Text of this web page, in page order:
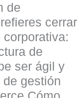
de
cerrar
de
ser ágil y
gestión